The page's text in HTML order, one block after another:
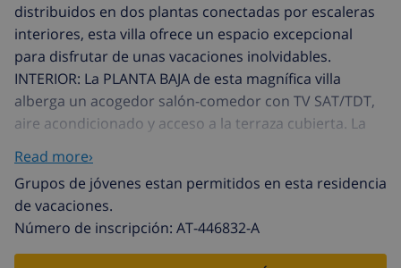
distribuidos en dos plantas conectadas por escaleras
interiores, esta villa ofrece un espacio excepcional
para disfrutar de unas vacaciones inolvidables.
INTERIOR: La PLANTA BAJA de esta magnífica villa
alberga un acogedor salón-comedor con TV SAT/TDT,
aire acondicionado y acceso a la terraza cubierta. La
con cocina de gas y lavavajillas, cuenta con acceso a la
zona de barbacoa. También en esta planta,
encontrarás un dormitorio con dos camas individuales
y aire acondicionado, junto con un baño completo con
bañera y un cuarto con lavadora. La PLANTA ALTA
Read more›
Grupos de jóvenes estan permitidos en esta residencia
de vacaciones.
Número de inscripción: AT-446832-A